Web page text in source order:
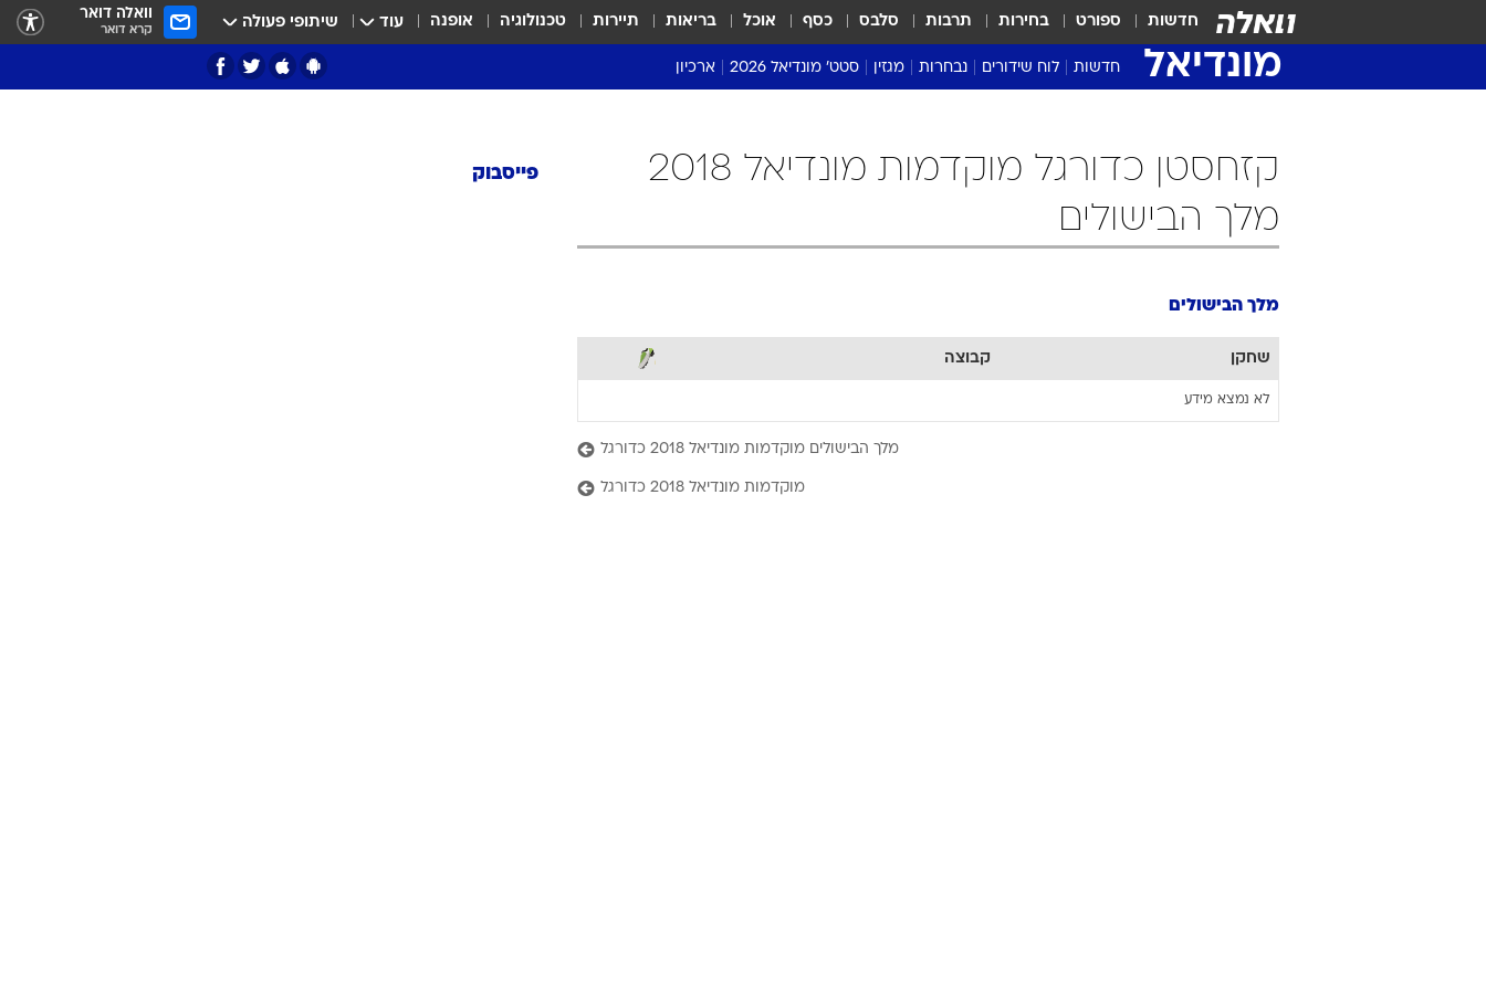
חדשות ספורט בחירות תרבות סלבס כסף אוכל בריאות תיירות טכנולוגיה אופנה עוד שיתופי פעולה וואלה דואר
קרא דואר
מונדיאל חדשות לוח שידורים נבחרות מגזין סטט' מונדיאל 2026 ארכיון
קזחסטן כדורגל מוקדמות מונדיאל 2018
מלך הבישולים
מלך הבישולים
שחקן קבוצה
לא נמצא מידע
מלך הבישולים מוקדמות מונדיאל 2018 כדורגל
מוקדמות מונדיאל 2018 כדורגל
פייסבוק